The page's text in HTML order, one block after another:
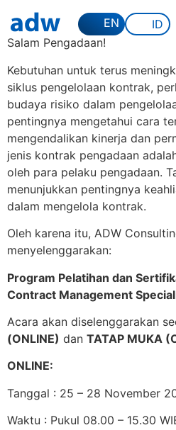
EN
ID
Salam Pengadaan!
Kebutuhan untuk terus
siklus pengelolaan kontrak,
budaya risiko dalam
pentingnya mengetahui cara
mengendalikan kinerja dan
jenis kontrak pengadaan
oleh para pelaku pengadaan.
menunjukkan pentingnya
dalam mengelola kontrak.
Oleh karena itu, ADW
menyelenggarakan:
Program Pelatihan dan
Contract Management
Acara akan diselenggarakan
(ONLINE) dan TATAP MUKA
ONLINE:
Tanggal : 25 – 28 November
Waktu : Pukul 08.00 – 15.30